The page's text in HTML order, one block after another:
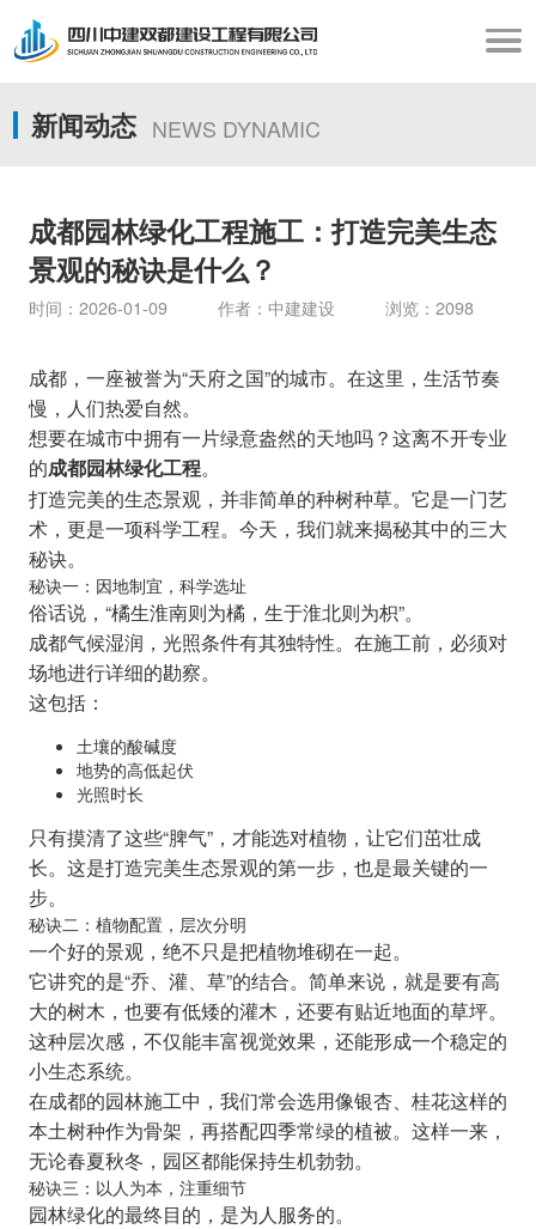
新闻动态 NEWS DYNAMIC
成都园林绿化工程施工：打造完美生态
景观的秘诀是什么？
时间：2026-01-09 作者：中建建设 浏览：2098
成都，一座被誉为“天府之国”的城市。在这里，生活节奏
慢，人们热爱自然。
想要在城市中拥有一片绿意盎然的天地吗？这离不开专业
的成都园林绿化工程。
打造完美的生态景观，并非简单的种树种草。它是一门艺
术，更是一项科学工程。今天，我们就来揭秘其中的三大
秘诀。
秘诀一：因地制宜，科学选址
俗话说，“橘生淮南则为橘，生于淮北则为枳”。
成都气候湿润，光照条件有其独特性。在施工前，必须对
场地进行详细的勘察。
这包括：
土壤的酸碱度
地势的高低起伏
光照时长
只有摸清了这些“脾气”，才能选对植物，让它们茁壮成
长。这是打造完美生态景观的第一步，也是最关键的一
步。
秘诀二：植物配置，层次分明
一个好的景观，绝不只是把植物堆砌在一起。
它讲究的是“乔、灌、草”的结合。简单来说，就是要有高
大的树木，也要有低矮的灌木，还要有贴近地面的草坪。
这种层次感，不仅能丰富视觉效果，还能形成一个稳定的
小生态系统。
在成都的园林施工中，我们常会选用像银杏、桂花这样的
本土树种作为骨架，再搭配四季常绿的植被。这样一来，
无论春夏秋冬，园区都能保持生机勃勃。
秘诀三：以人为本，注重细节
园林绿化的最终目的，是为人服务的。